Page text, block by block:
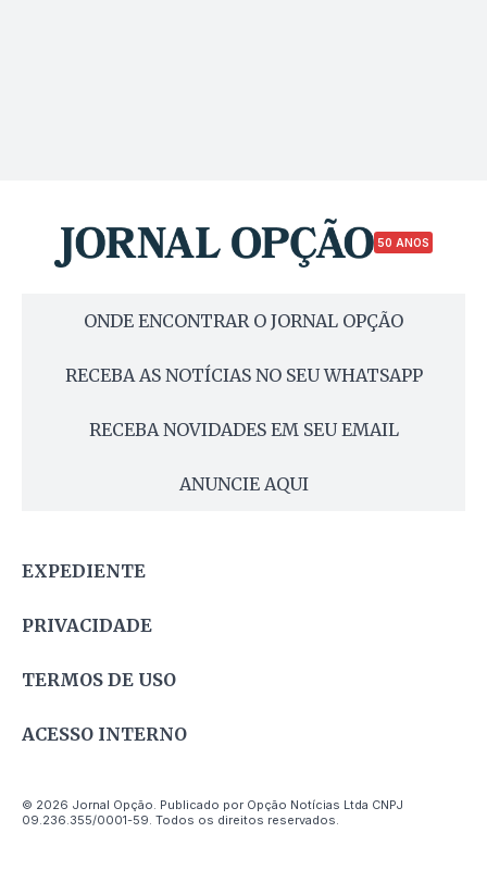
50 ANOS
ONDE ENCONTRAR O JORNAL OPÇÃO
RECEBA AS NOTÍCIAS NO SEU WHATSAPP
RECEBA NOVIDADES EM SEU EMAIL
ANUNCIE AQUI
EXPEDIENTE
PRIVACIDADE
TERMOS DE USO
ACESSO INTERNO
© 2026 Jornal Opção. Publicado por Opção Notícias Ltda CNPJ
09.236.355/0001-59. Todos os direitos reservados.